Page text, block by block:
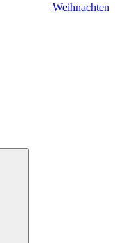
Weihnachten